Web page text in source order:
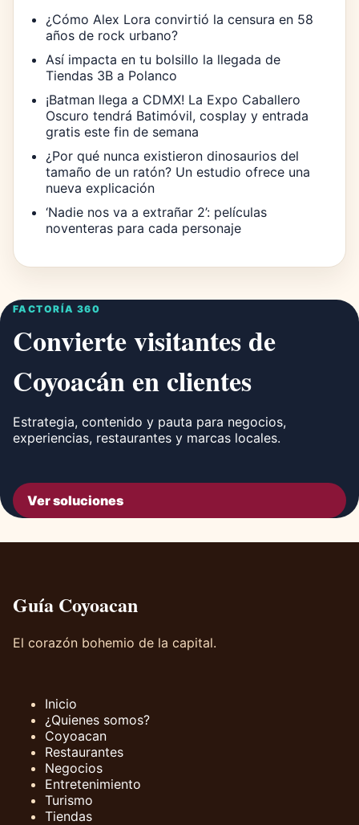
¿Cómo Alex Lora convirtió la censura en 58
años de rock urbano?
Así impacta en tu bolsillo la llegada de
Tiendas 3B a Polanco
¡Batman llega a CDMX! La Expo Caballero
Oscuro tendrá Batimóvil, cosplay y entrada
gratis este fin de semana
¿Por qué nunca existieron dinosaurios del
tamaño de un ratón? Un estudio ofrece una
nueva explicación
‘Nadie nos va a extrañar 2’: películas
noventeras para cada personaje
FACTORÍA 360
Convierte visitantes de
Coyoacán en clientes
Estrategia, contenido y pauta para negocios,
experiencias, restaurantes y marcas locales.
Ver soluciones
Guía Coyoacan
El corazón bohemio de la capital.
Inicio
¿Quienes somos?
Coyoacan
Restaurantes
Negocios
Entretenimiento
Turismo
Tiendas